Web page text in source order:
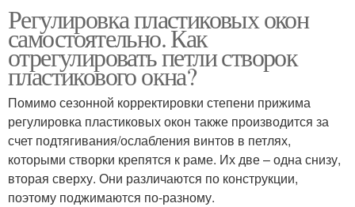
Регулировка пластиковых окон
самостоятельно. Как
отрегулировать петли створок
пластикового окна?
Помимо сезонной корректировки степени прижима
регулировка пластиковых окон также производится за
счет подтягивания/ослабления винтов в петлях,
которыми створки крепятся к раме. Их две – одна снизу,
вторая сверху. Они различаются по конструкции,
поэтому поджимаются по-разному.